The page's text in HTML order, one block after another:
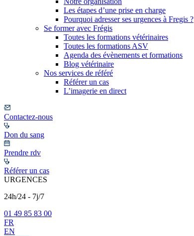
Les étapes d’une prise en charge
Pourquoi adresser ses urgences à Fregis ?
Se former avec Frégis
Toutes les formations vétérinaires
Toutes les formations ASV
Agenda des évènements et formations
Blog vétérinaire
Nos services de référé
Référer un cas
L’imagerie en direct
Contactez-nous
Don du sang
Prendre rdv
Référer un cas
URGENCES
24h/24 - 7j/7
01 49 85 83 00
FR
EN